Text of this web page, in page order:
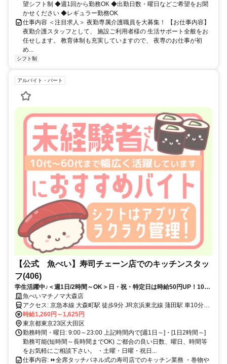
望シフト制 ◆週1回から勤務OK ◆出勤日数・曜日などご希望をお聞
かせください ◆レギュラー勤務OK
仕事内容 ＜注目求人＞ 夜勤専属介護職員を大募集！ 【お仕事内容】
夜勤介護スタッフとして、 施設ご利用者様の 生活サポート全般をお
任せします。 教育体制も充実していますので、 夜専のお仕事が初
め...
シフト制
アルバイト・パート
【公式 魚べい】寿司チェーン店でのキッチンスタッ
フ(406)
学生活躍中♪＜週1日/2時間～OK＞日・祝・特定日は時給50円UP！10代
から60代まで幅広く活躍中！家庭や学校と両立可能♪未経験OK
魚べいマチノマ大森店
アクセス: 京急本線 大森町駅 徒歩9分 JR京浜東北線 蒲田駅 車10分
JR京浜東北線 大森駅 車10分
時給1,260円～1,625円
東京都東京23区大田区
勤務時間・曜日: 9:00～23:00 上記時間内で[週1日～]・[1日2時間～]
勤務可能(短時間～長時間までOK) ご都合の良い日数、曜日、時間等
をお気軽にご相談下さい。 ・土曜・日曜・祝日...
仕事内容: ⏩全席タッチパネル式の寿司店でのキッチン業務 ・巻物や